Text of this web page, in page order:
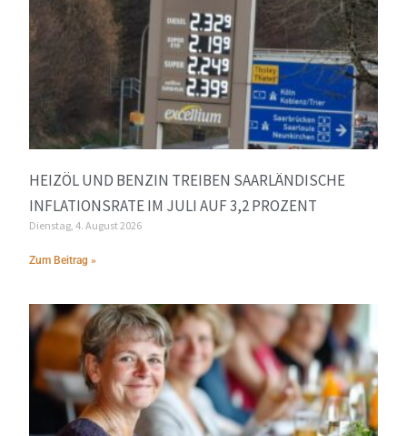
HEIZÖL UND BENZIN TREIBEN SAARLÄNDISCHE
INFLATIONSRATE IM JULI AUF 3,2 PROZENT
Dienstag, 4. August 2026
Zum Beitrag »